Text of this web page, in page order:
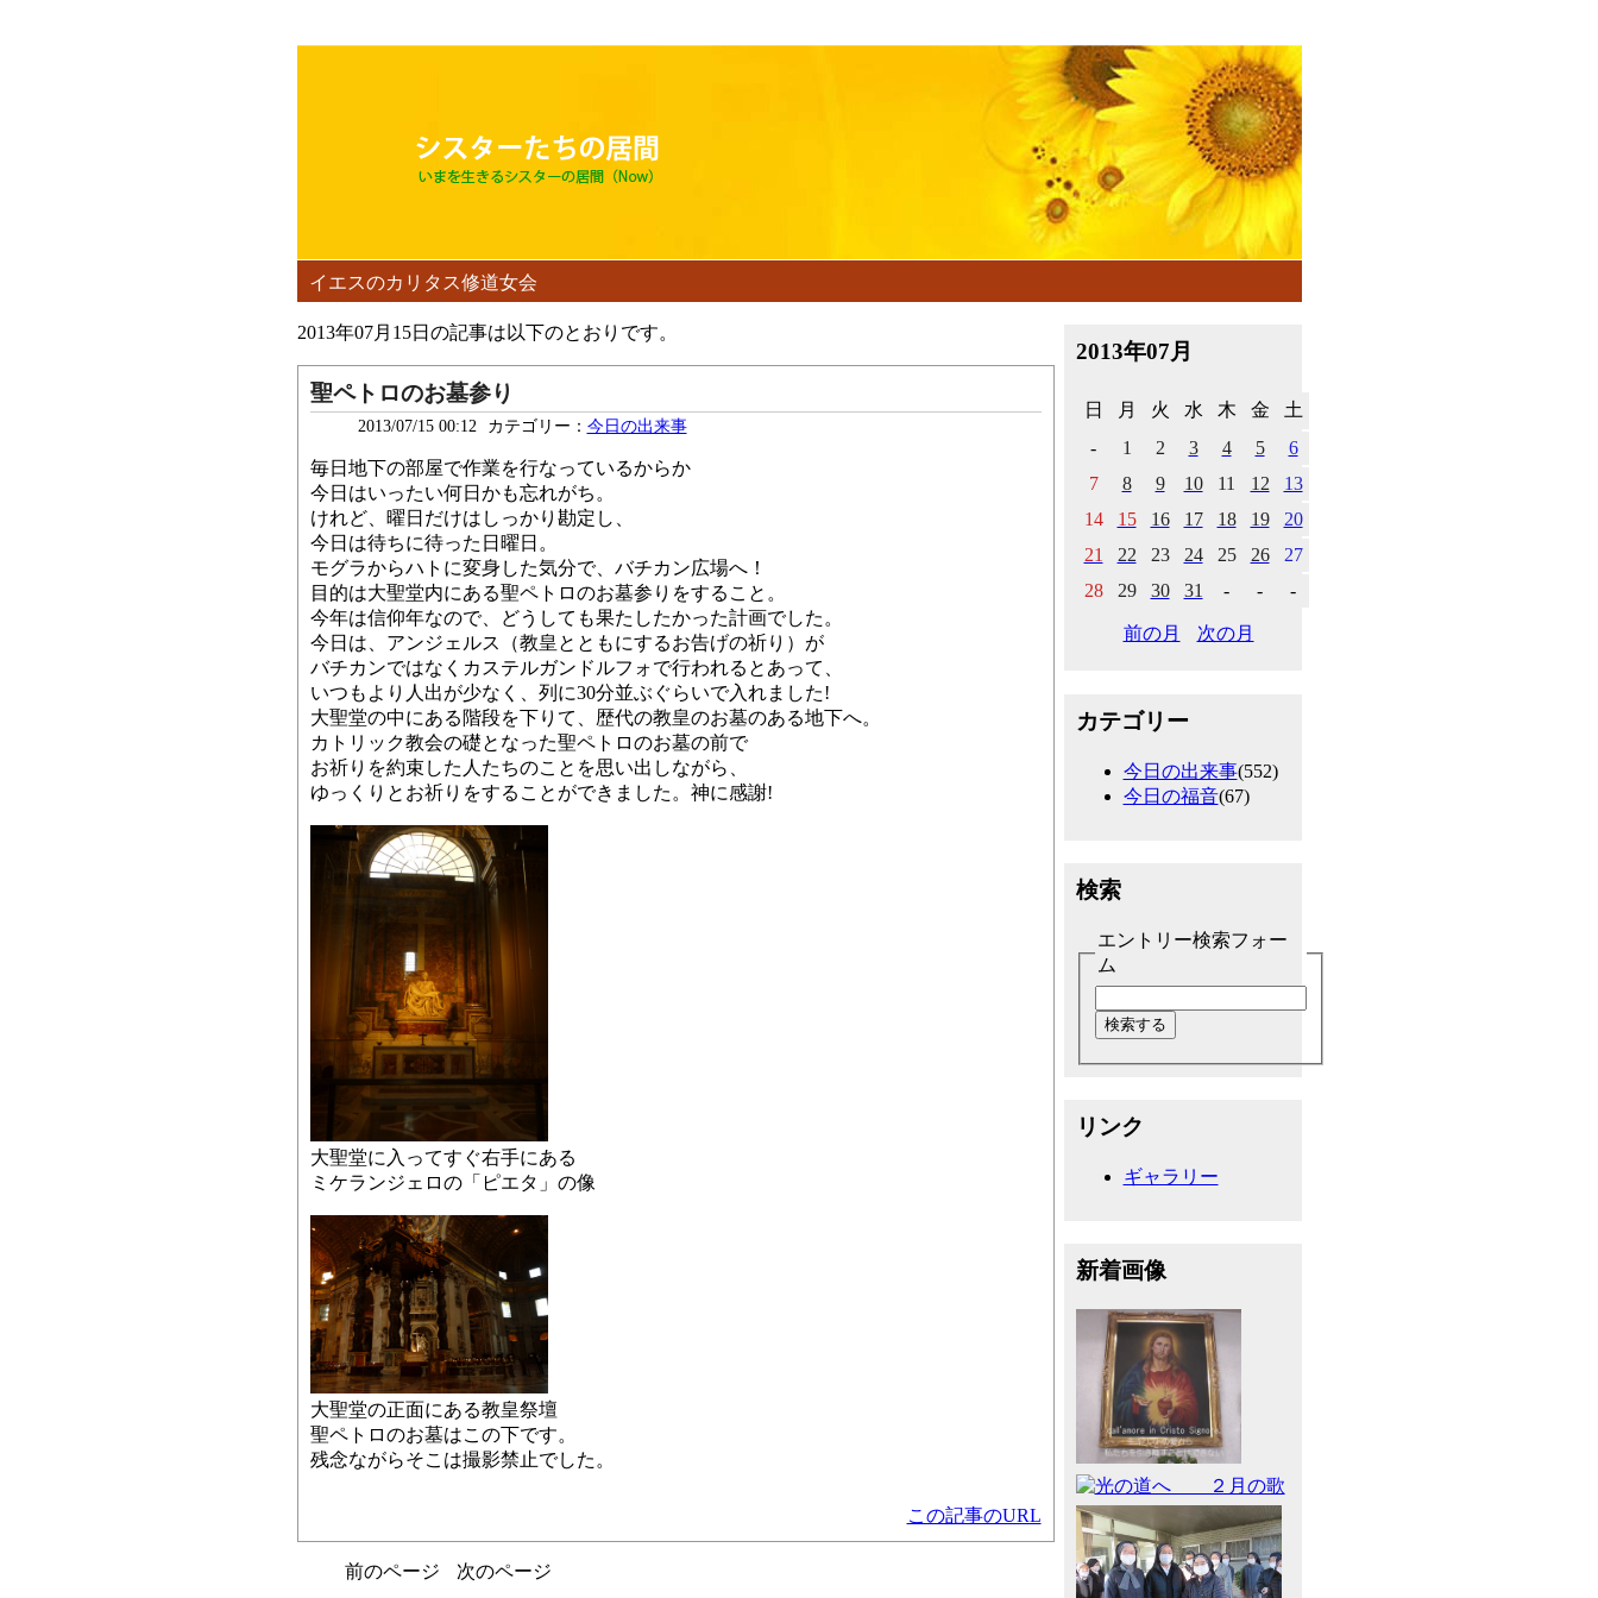
イエスのカリタス修道女会
2013年07月15日の記事は以下のとおりです。
聖ペトロのお墓参り
2013/07/15 00:12 カテゴリー： 今日の出来事
毎日地下の部屋で作業を行なっているからか
今日はいったい何日かも忘れがち。
けれど、曜日だけはしっかり勘定し、
今日は待ちに待った日曜日。
モグラからハトに変身した気分で、バチカン広場へ！
目的は大聖堂内にある聖ペトロのお墓参りをすること。
今年は信仰年なので、どうしても果たしたかった計画でした。
今日は、アンジェルス（教皇とともにするお告げの祈り）が
バチカンではなくカステルガンドルフォで行われるとあって、
いつもより人出が少なく、列に30分並ぶぐらいで入れました!
大聖堂の中にある階段を下りて、歴代の教皇のお墓のある地下へ。
カトリック教会の礎となった聖ペトロのお墓の前で
お祈りを約束した人たちのことを思い出しながら、
ゆっくりとお祈りをすることができました。神に感謝!
大聖堂に入ってすぐ右手にある
ミケランジェロの「ピエタ」の像
大聖堂の正面にある教皇祭壇
聖ペトロのお墓はこの下です。
残念ながらそこは撮影禁止でした。
この記事のURL
前のページ
次のページ
2013年07月
日 月 火 水 木 金
土
-
1 2 3 4 5
6
7
8 9 10 11 12
13
14
15 16 17 18 19
20
21
22 23 24 25 26
27
28
29 30 31 - - -
前の月 次の月
カテゴリー
今日の出来事(552)
今日の福音(67)
検索
エントリー検索フォー
ム
リンク
ギャラリー
新着画像